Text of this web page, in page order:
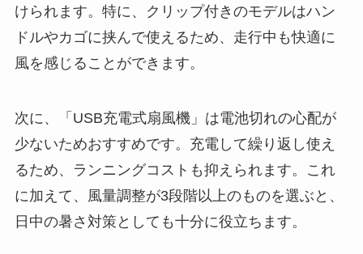
けられます。特に、クリップ付きのモデルはハン
ドルやカゴに挟んで使えるため、走行中も快適に
風を感じることができます。
次に、「USB充電式扇風機」は電池切れの心配が
少ないためおすすめです。充電して繰り返し使え
るため、ランニングコストも抑えられます。これ
に加えて、風量調整が3段階以上のものを選ぶと、
日中の暑さ対策としても十分に役立ちます。